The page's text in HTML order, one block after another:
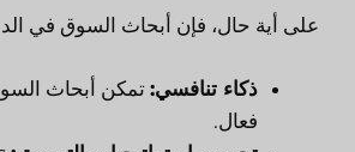
على أية حال، فإن أبحاث السوق في
ذكاء تنافسي: تمكن أبحاث
فعال.